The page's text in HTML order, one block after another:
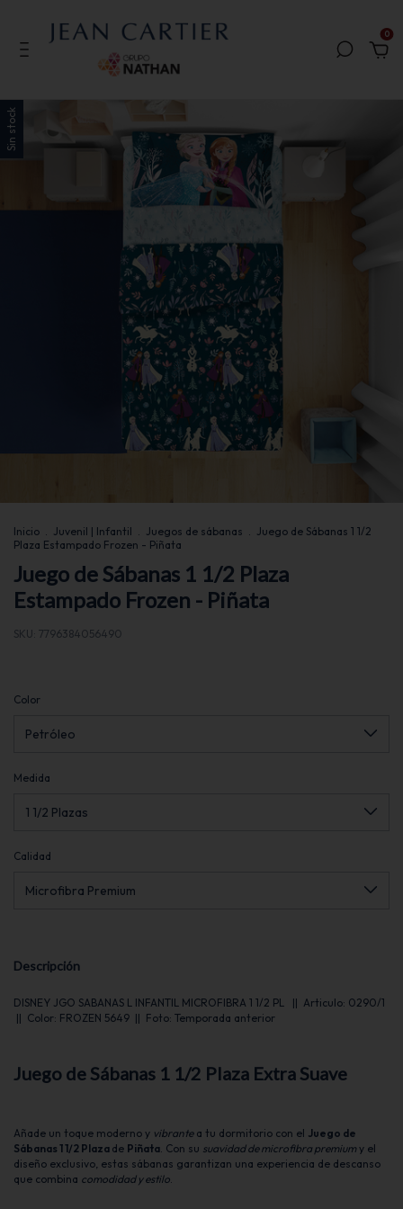
0
Sin stock
Inicio . Juvenil | Infantil . Juegos de sábanas . Juego de Sábanas 1 1/2
Plaza Estampado Frozen - Piñata
Juego de Sábanas 1 1/2 Plaza
Estampado Frozen - Piñata
SKU: 7796384056490
Color
Medida
Calidad
Descripción
DISNEY JGO SABANAS L INFANTIL MICROFIBRA 1 1/2 PL || Articulo: 0290/1
|| Color: FROZEN 5649 || Foto: Temporada anterior
Juego de Sábanas 1 1/2 Plaza Extra Suave
Añade un toque moderno y vibrantea tu dormitorio con el Juego de
Sábanas 1 1/2 Plaza de Piñata . Con su suavidad de microfibra premiumy el
diseño exclusivo, estas sábanas garantizan una experiencia de descanso
que combina comodidad y estilo